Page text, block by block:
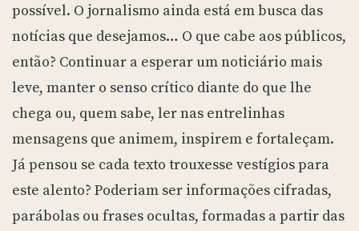
possível. O jornalismo ainda está em busca das
notícias que desejamos… O que cabe aos públicos,
então? Continuar a esperar um noticiário mais
leve, manter o senso crítico diante do que lhe
chega ou, quem sabe, ler nas entrelinhas
mensagens que animem, inspirem e fortaleçam.
Já pensou se cada texto trouxesse vestígios para
este alento? Poderiam ser informações cifradas,
parábolas ou frases ocultas, formadas a partir das